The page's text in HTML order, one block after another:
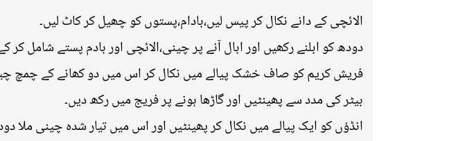
الائچی کے دانے نکال کر پیس لیں،بادام،پستوں کو چھیل کر کاٹ لیں۔
دودھ کو ابلنے رکھیں اور ابال آنے پر چینی،الائچی اور بادم پستے شامل
فریش کریم کو صاف خشک پیالے میں نکال کر اس میں دو کھانے کے چمچ
بیٹر کی مدد سے پھینٹیں اور گاڑھا ہونے پر فریج میں رکھ دیں۔
انڈؤں کو ایک پیالے میں نکال کر پھینٹیں اور اس میں تیار شدہ چینی ملا